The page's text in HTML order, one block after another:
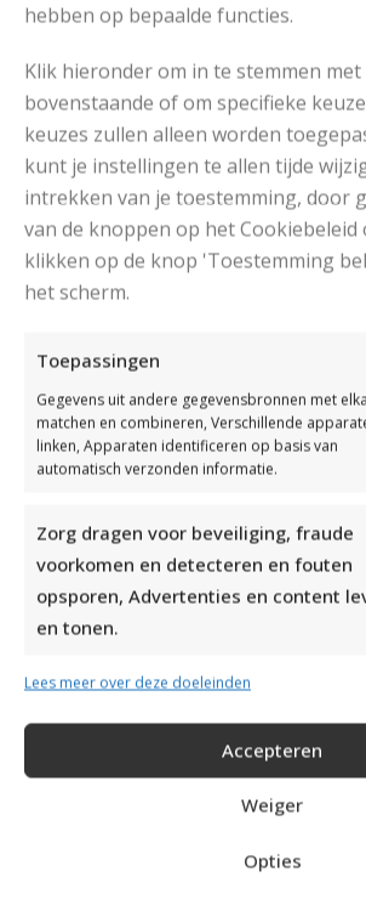
hebben op bepaalde functies.
Klik hieronder om in te stemmen
bovenstaande of om specifieke
keuzes zullen alleen worden
kunt je instellingen te allen tijde
intrekken van je toestemming, door
van de knoppen op het Cookiebeleid
klikken op de knop 'Toestemming
het scherm.
Toepassingen
Gegevens uit andere gegevensbronnen met
matchen en combineren, Verschillende
linken, Apparaten identificeren op basis van
automatisch verzonden informatie.
Zorg dragen voor beveiliging, fraude
voorkomen en detecteren en fouten
opsporen, Advertenties en content
en tonen.
Lees meer over deze doeleinden
Accepteren
Weiger
Opties
Stekenproef
11 st en 13 nld
Steken
tricotsteek;
Het Patroon